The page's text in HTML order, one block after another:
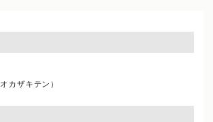
カザキテン）